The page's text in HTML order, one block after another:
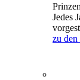
Jedes
zu den